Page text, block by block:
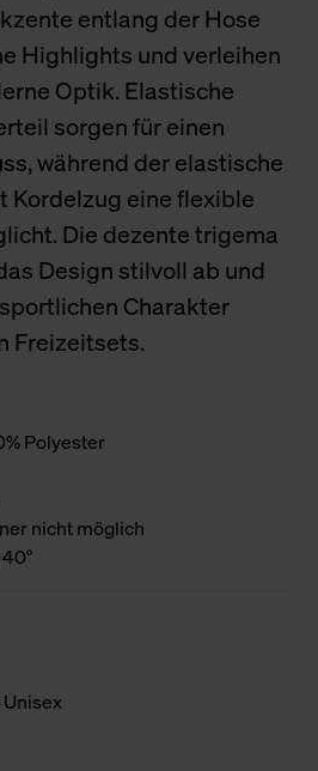
entlang der Hose
Highlights und verleihen
Optik. Elastische
sorgen für einen
während der elastische
Kordelzug eine flexible
Die dezente trigema
Design stilvoll ab und
Charakter
Freizeitsets.
Polyester
nicht möglich